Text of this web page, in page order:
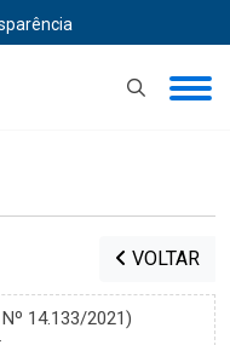
VOLTAR
14.133/2021)